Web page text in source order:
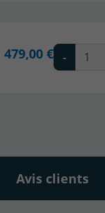
479,00 € -
Avis clients